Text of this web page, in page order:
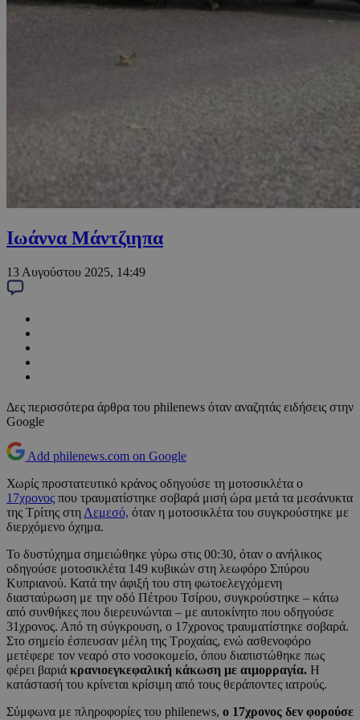
Ιωάννα Μάντζιηπα
13 Αυγούστου 2025, 14:49
Δες περισσότερα άρθρα του philenews όταν αναζητάς ειδήσεις στην
Google
Add philenews.com on Google
Χωρίς προστατευτικό κράνος οδηγούσε τη μοτοσικλέτα ο
17χρονος που τραυματίστηκε σοβαρά μισή ώρα μετά τα μεσάνυκτα
της Τρίτης στη Λεμεσό, όταν η μοτοσικλέτα του συγκρούστηκε με
διερχόμενο όχημα.
Το δυστύχημα σημειώθηκε γύρω στις 00:30, όταν ο ανήλικος
οδηγούσε μοτοσικλέτα 149 κυβικών στη λεωφόρο Σπύρου
Κυπριανού. Κατά την άφιξή του στη φωτοελεγχόμενη
διασταύρωση με την οδό Πέτρου Τσίρου, συγκρούστηκε – κάτω
από συνθήκες που διερευνώνται – με αυτοκίνητο που οδηγούσε
31χρονος. Από τη σύγκρουση, ο 17χρονος τραυματίστηκε σοβαρά.
Στο σημείο έσπευσαν μέλη της Τροχαίας, ενώ ασθενοφόρο
μετέφερε τον νεαρό στο νοσοκομείο, όπου διαπιστώθηκε πως
φέρει βαριά κρανιοεγκεφαλική κάκωση με αιμορραγία. Η
κατάστασή του κρίνεται κρίσιμη από τους θεράποντες ιατρούς.
Σύμφωνα με πληροφορίες του philenews, ο 17χρονος δεν φορούσε